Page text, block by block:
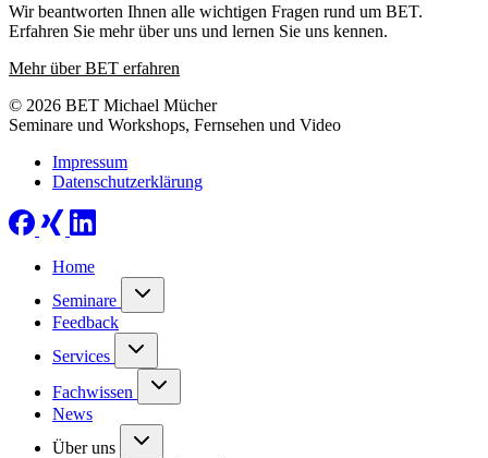
Wir beantworten Ihnen alle wichtigen Fragen rund um BET.
Erfahren Sie mehr über uns und lernen Sie uns kennen.
Mehr über BET erfahren
© 2026 BET Michael Mücher
Seminare und Workshops, Fernsehen und Video
Impressum
Datenschutzerklärung
Home
Seminare
Feedback
Services
Fachwissen
News
Über uns